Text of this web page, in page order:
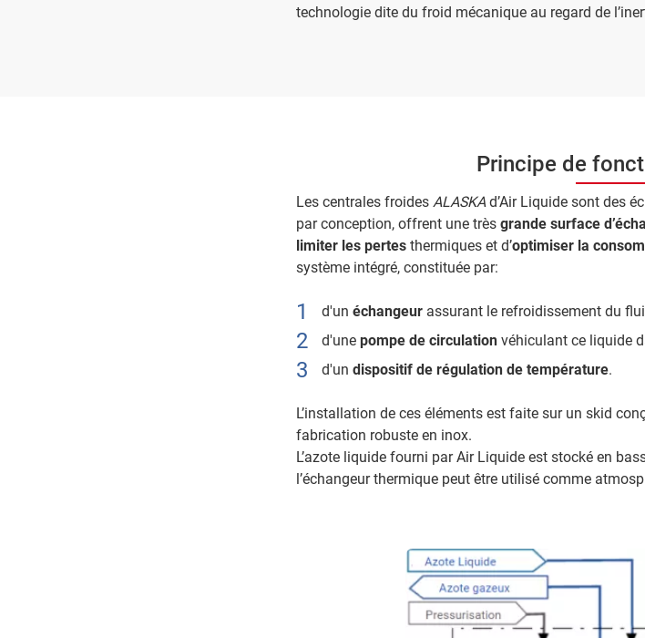
technologie dite du froid mécanique au regard de
Principe de
Les centrales froides ALASKAd’Air Liquide sont des
par conception, offrent une trèsgrande surface
limiter les pertesthermiques et d’optimiser la
système intégré, constituée par:
d'unéchangeur assurant le refroidissement du
d'unepompe de circulation véhiculant ce liquide
d'undispositif de régulation de température.
L’installation de ces éléments est faite sur un skid
fabrication robuste en inox.
L’azote liquide fourni par Air Liquide est stocké en
l’échangeur thermique peut être utilisé comme